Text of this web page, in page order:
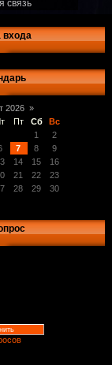
связь
2026 »
Пт Сб
Вс
1
2
7 8
9
14 15
16
21 22
23
28 29
30